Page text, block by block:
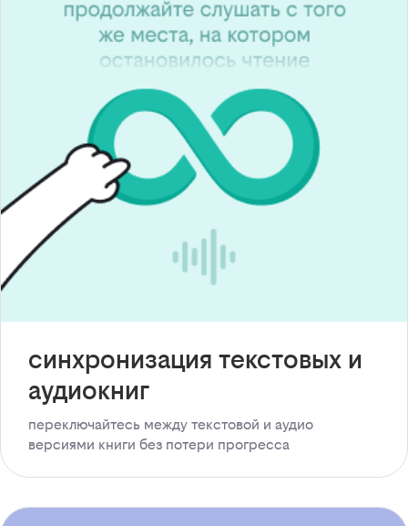
синхронизация текстовых и
аудиокниг
переключайтесь между текстовой и аудио
версиями книги без потери прогресса